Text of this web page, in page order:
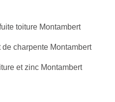
toiture Montambert
charpente Montambert
et zinc Montambert